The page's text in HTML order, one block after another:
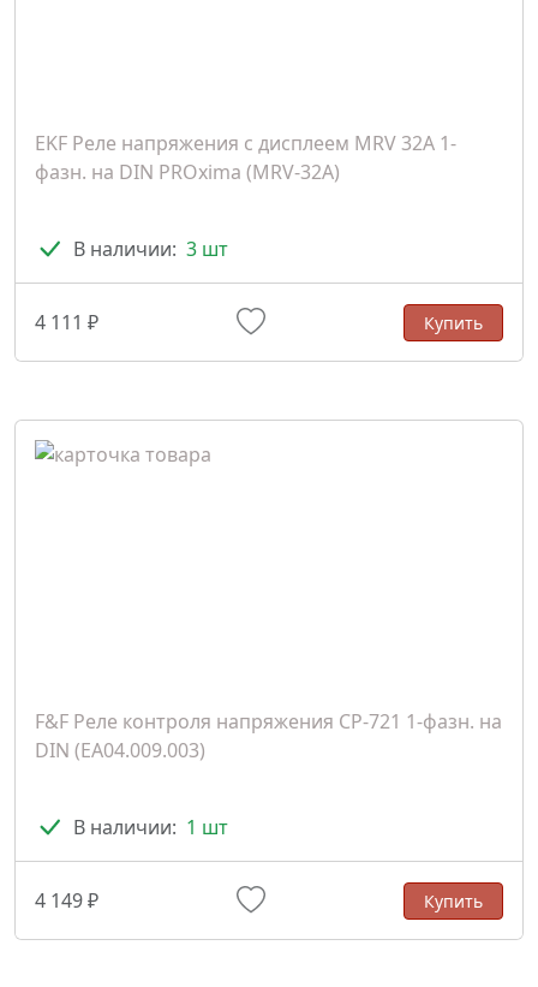
EKF Реле напряжения с дисплеем MRV 32A 1-
фазн. на DIN PROxima (MRV-32A)
В наличии: 3 шт
4 111 ₽ Купить
F&F Реле контроля напряжения CP-721 1-фазн. на
DIN (ЕА04.009.003)
В наличии: 1 шт
4 149 ₽ Купить